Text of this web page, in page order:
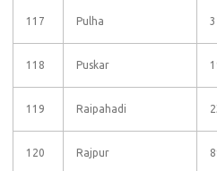
117 Pulha
118 Puskar
119 Raipahadi
120 Rajpur